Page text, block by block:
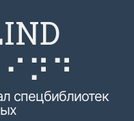
спецбиблиотек